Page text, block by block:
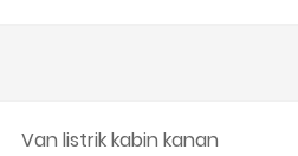
Van listrik kabin kanan